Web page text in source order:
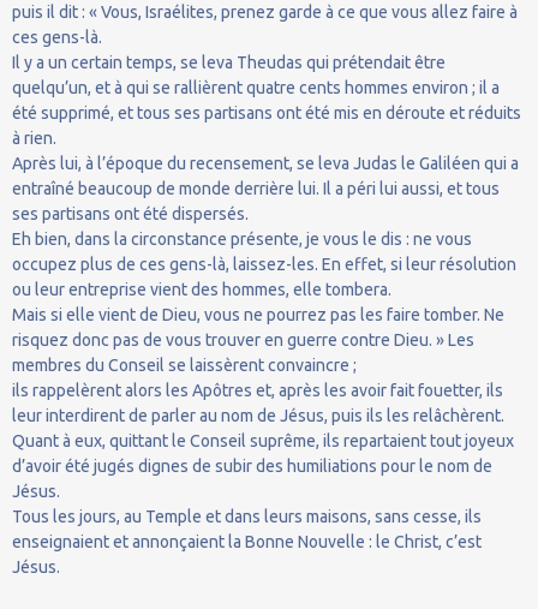
puis il dit : « Vous, Israélites, prenez garde à ce que vous allez faire à
ces gens-là.
Il y a un certain temps, se leva Theudas qui prétendait être
quelqu’un, et à qui se rallièrent quatre cents hommes environ ; il a
été supprimé, et tous ses partisans ont été mis en déroute et réduits
à rien.
Après lui, à l’époque du recensement, se leva Judas le Galiléen qui a
entraîné beaucoup de monde derrière lui. Il a péri lui aussi, et tous
ses partisans ont été dispersés.
Eh bien, dans la circonstance présente, je vous le dis : ne vous
occupez plus de ces gens-là, laissez-les. En effet, si leur résolution
ou leur entreprise vient des hommes, elle tombera.
Mais si elle vient de Dieu, vous ne pourrez pas les faire tomber. Ne
risquez donc pas de vous trouver en guerre contre Dieu. » Les
membres du Conseil se laissèrent convaincre ;
ils rappelèrent alors les Apôtres et, après les avoir fait fouetter, ils
leur interdirent de parler au nom de Jésus, puis ils les relâchèrent.
Quant à eux, quittant le Conseil suprême, ils repartaient tout joyeux
d’avoir été jugés dignes de subir des humiliations pour le nom de
Jésus.
Tous les jours, au Temple et dans leurs maisons, sans cesse, ils
enseignaient et annonçaient la Bonne Nouvelle : le Christ, c’est
Jésus.